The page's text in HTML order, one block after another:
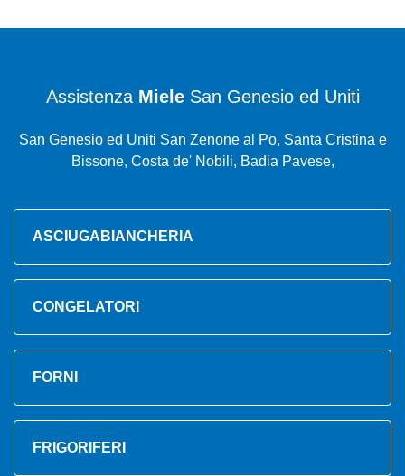
Assistenza MieleSan Genesio ed Uniti
San Genesio ed Uniti San Zenone al Po, Santa Cristina e
Bissone, Costa de' Nobili, Badia Pavese,
ASCIUGABIANCHERIA
CONGELATORI
FORNI
FRIGORIFERI